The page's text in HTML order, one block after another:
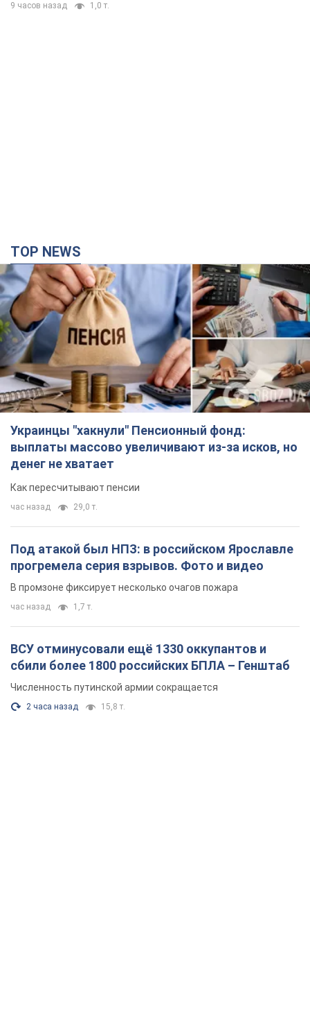
9 часов назад 1,0 т.
TOP NEWS
Украинцы "хакнули" Пенсионный фонд:
выплаты массово увеличивают из-за исков, но
денег не хватает
Как пересчитывают пенсии
час назад 29,0 т.
Под атакой был НПЗ: в российском Ярославле
прогремела серия взрывов. Фото и видео
В промзоне фиксирует несколько очагов пожара
час назад 1,7 т.
ВСУ отминусовали ещё 1330 оккупантов и
сбили более 1800 российских БПЛА – Генштаб
Численность путинской армии сокращается
2 часа назад 15,8 т.